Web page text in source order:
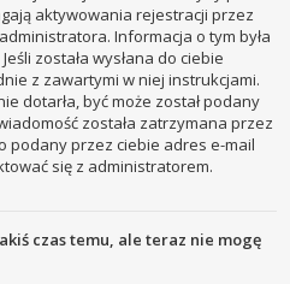
aktywowania rejestracji przez
Informacja o tym była
została wysłana do ciebie
z zawartymi w niej instrukcjami.
dotarła, być może został podany
została zatrzymana przez
podany przez ciebie adres e-mail
się z administratorem.
czas temu, ale teraz nie mogę